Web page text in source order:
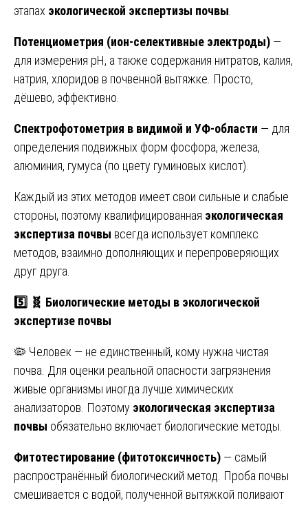
этапах экологической экспертизы почвы
Потенциометрия (ион-селективные электроды) —
для измерения рН, а также содержания нитратов, калия,
натрия, хлоридов в почвенной вытяжке. Просто,
дёшево, эффективно.
Спектрофотометрия в видимой и УФ-области — для
определения подвижных форм фосфора, железа,
алюминия, гумуса (по цвету гуминовых кислот).
Каждый из этих методов имеет свои сильные и слабые
стороны, поэтому квалифицированная экологическая
экспертиза почвы всегда использует комплекс
методов, взаимно дополняющих и перепроверяющих
друг друга.
5️⃣ 🧬 Биологические методы в экологической
экспертизе почвы
🦠 Человек — не единственный, кому нужна чистая
почва. Для оценки реальной опасности загрязнения
живые организмы иногда лучше химических
анализаторов. Поэтому экологическая экспертиза
почвы обязательно включает биологические методы.
Фитотестирование (фитотоксичность) — самый
распространённый биологический метод. Проба почвы
смешивается с водой, полученной вытяжкой поливают